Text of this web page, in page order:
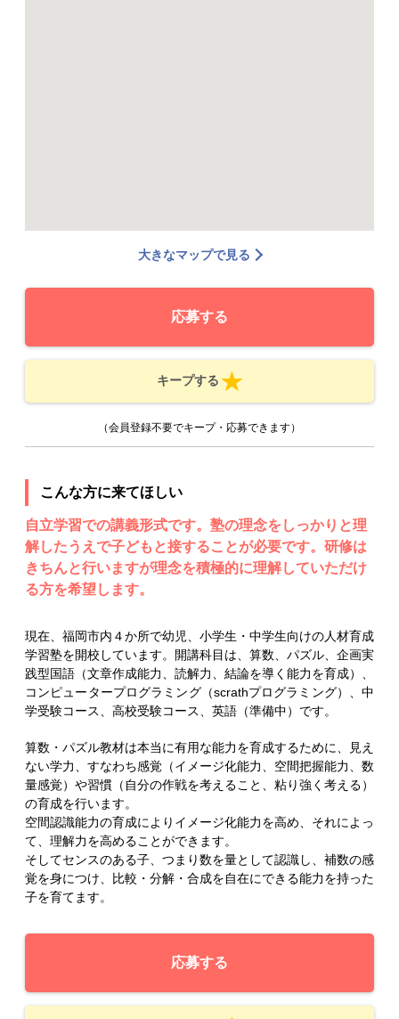
大きなマップで見る
応募する
キープする
（会員登録不要でキープ・応募できます）
こんな方に来てほしい
自立学習での講義形式です。塾の理念をしっかりと理
解したうえで子どもと接することが必要です。研修は
きちんと行いますが理念を積極的に理解していただけ
る方を希望します。
現在、福岡市内４か所で幼児、小学生・中学生向けの人材育成
学習塾を開校しています。開講科目は、算数、パズル、企画実
践型国語（文章作成能力、読解力、結論を導く能力を育成）、
コンピュータープログラミング（scrathプログラミング）、中
学受験コース、高校受験コース、英語（準備中）です。
算数・パズル教材は本当に有用な能力を育成するために、見え
ない学力、すなわち感覚（イメージ化能力、空間把握能力、数
量感覚）や習慣（自分の作戦を考えること、粘り強く考える）
の育成を行います。
空間認識能力の育成によりイメージ化能力を高め、それによっ
て、理解力を高めることができます。
そしてセンスのある子、つまり数を量として認識し、補数の感
覚を身につけ、比較・分解・合成を自在にできる能力を持った
子を育てます。
応募する